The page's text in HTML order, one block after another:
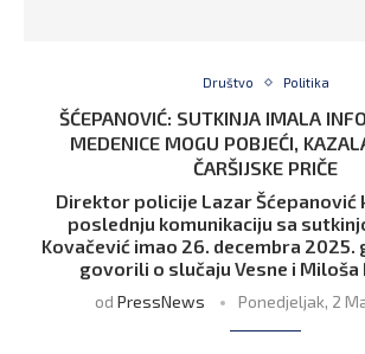
Društvo Politika
ŠĆEPANOVIĆ: SUTKINJA IMALA
MEDENICE MOGU POBJEĆI,
ČARŠIJSKE PRIČE
Direktor policije Lazar Šćepanović
poslednju komunikaciju sa
Kovačević imao 26. decembra 2025.
govorili o slučaju Vesne i Miloša
od PressNews Ponedjeljak, 2